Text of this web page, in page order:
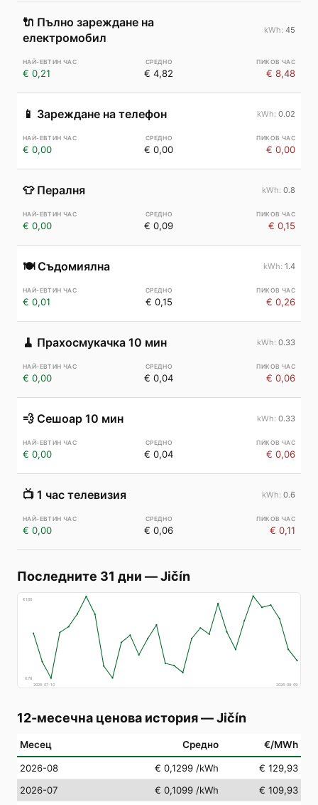
🔌 Пълно зареждане на
електромобил
45
€ 0,21 € 4,82 € 8,48
📱 Зареждане на телефон 0.02
€ 0,00 € 0,00 € 0,00
👕 Пералня 0.8
€ 0,00 € 0,09 € 0,15
🍽️ Съдомиялна 1.4
€ 0,01 € 0,15 € 0,26
🧹 Прахосмукачка 10 мин 0.33
€ 0,00 € 0,04 € 0,06
💨 Сешоар 10 мин 0.33
€ 0,00 € 0,04 € 0,06
📺 1 час телевизия 0.6
€ 0,00 € 0,06 € 0,11
Последните 31 дни —Jičín
€160
€78
2026-07-10
2026-08-09
12-месечна ценова история—Jičín
Месец Средно €/MWh
2026-08 € 0,1299 /kWh
€ 129,93
2026-07
€ 0,1099 /kWh
€ 109,93